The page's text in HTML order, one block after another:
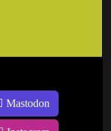
Mastodon